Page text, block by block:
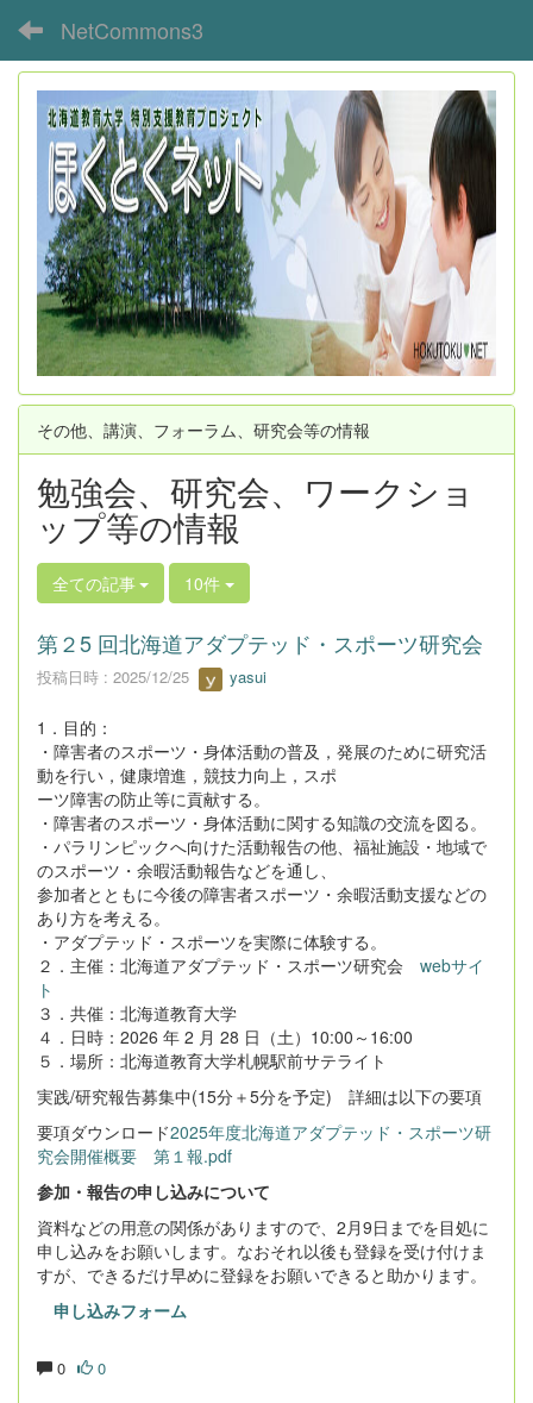
NetCommons3
その他、講演、フォーラム、研究会等の情報
勉強会、研究会、ワークショ
ップ等の情報
全ての記事 10件
第２5 回北海道アダプテッド・スポーツ研究会
投稿日時 : 2025/12/25 yasui
1．目的：
・障害者のスポーツ・身体活動の普及，発展のために研究活
動を行い，健康増進，競技力向上，スポ
ーツ障害の防止等に貢献する。
・障害者のスポーツ・身体活動に関する知識の交流を図る。
・パラリンピックへ向けた活動報告の他、福祉施設・地域で
のスポーツ・余暇活動報告などを通し、
参加者とともに今後の障害者スポーツ・余暇活動支援などの
あり方を考える。
・アダプテッド・スポーツを実際に体験する。
２．主催：北海道アダプテッド・スポーツ研究会 webサイ
ト
３．共催：北海道教育大学
４．日時：2026 年 2 月 28 日（土）10:00～16:00
５．場所：北海道教育大学札幌駅前サテライト
実践/研究報告募集中(15分＋5分を予定) 詳細は以下の要項
要項ダウンロード2025年度北海道アダプテッド・スポーツ研
究会開催概要 第１報.pdf
参加・報告の申し込みについて
資料などの用意の関係がありますので、2月9日までを目処に
申し込みをお願いします。なおそれ以後も登録を受け付けま
すが、できるだけ早めに登録をお願いできると助かります。
申し込みフォーム
0 0